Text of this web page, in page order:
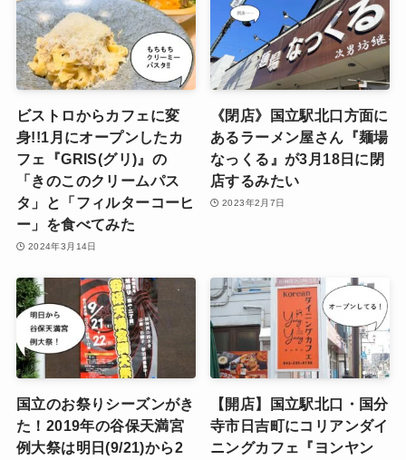
ビストロからカフェに変
身!!1月にオープンしたカ
フェ『GRIS(グリ)』の
「きのこのクリームパス
タ」と「フィルターコーヒ
ー」を食べてみた
2024年3月14日
《閉店》国立駅北口方面に
あるラーメン屋さん『麺場
なっくる』が3月18日に閉
店するみたい
2023年2月7日
国立のお祭りシーズンがき
た！2019年の谷保天満宮
例大祭は明日(9/21)から2
【開店】国立駅北口・国分
寺市日吉町にコリアンダイ
ニングカフェ『ヨンヤン